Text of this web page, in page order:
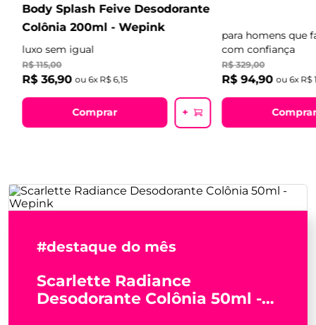
Body Splash Feive Desodorante
Colônia 200ml - Wepink
luxo sem igual
R$ 115,00
R$ 36,90 ou6x R$ 6,15
Comprar +
para homens que
com confiança
R$ 329,00
R$ 94,90 ou6x R$
#destaque do mês
Scarlette Radiance
Desodorante Colônia 50ml -